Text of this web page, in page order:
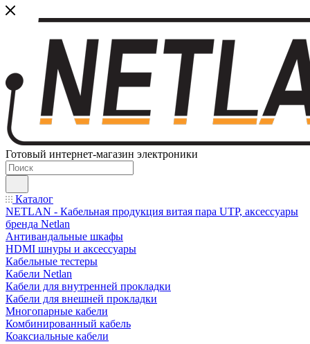
Готовый интернет-магазин электроники
Каталог
NETLAN - Кабельная продукция витая пара UTP, аксессуары
бренда Netlan
Антивандальные шкафы
HDMI шнуры и аксессуары
Кабельные тестеры
Кабели Netlan
Кабели для внутренней прокладки
Кабели для внешней прокладки
Многопарные кабели
Комбинированный кабель
Коаксиальные кабели